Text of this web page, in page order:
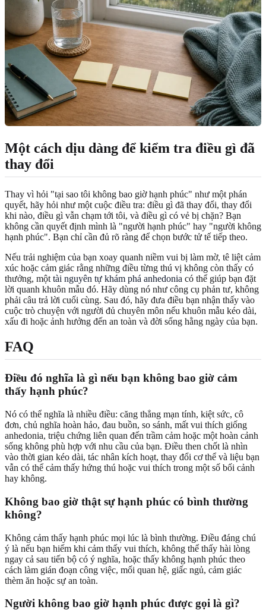
Một cách dịu dàng để kiểm tra điều gì đã
thay đổi
Thay vì hỏi "tại sao tôi không bao giờ hạnh phúc" như một phán
quyết, hãy hỏi như một cuộc điều tra: điều gì đã thay đổi, thay đổi
khi nào, điều gì vẫn chạm tới tôi, và điều gì có vẻ bị chặn? Bạn
không cần quyết định mình là "người hạnh phúc" hay "người không
hạnh phúc". Bạn chỉ cần đủ rõ ràng để chọn bước tử tế tiếp theo.
Nếu trải nghiệm của bạn xoay quanh niềm vui bị làm mờ, tê liệt cảm
xúc hoặc cảm giác rằng những điều từng thú vị không còn thấy có
thưởng, một tài nguyên tự khám phá anhedonia có thể giúp bạn đặt
lời quanh khuôn mẫu đó. Hãy dùng nó như công cụ phản tư, không
phải câu trả lời cuối cùng. Sau đó, hãy đưa điều bạn nhận thấy vào
cuộc trò chuyện với người đủ chuyên môn nếu khuôn mẫu kéo dài,
xấu đi hoặc ảnh hưởng đến an toàn và đời sống hằng ngày của bạn.
FAQ
Điều đó nghĩa là gì nếu bạn không bao giờ cảm
thấy hạnh phúc?
Nó có thể nghĩa là nhiều điều: căng thẳng mạn tính, kiệt sức, cô
đơn, chủ nghĩa hoàn hảo, đau buồn, so sánh, mất vui thích giống
anhedonia, triệu chứng liên quan đến trầm cảm hoặc một hoàn cảnh
sống không phù hợp với nhu cầu của bạn. Điều then chốt là nhìn
vào thời gian kéo dài, tác nhân kích hoạt, thay đổi cơ thể và liệu bạn
vẫn có thể cảm thấy hứng thú hoặc vui thích trong một số bối cảnh
hay không.
Không bao giờ thật sự hạnh phúc có bình thường
không?
Không cảm thấy hạnh phúc mọi lúc là bình thường. Điều đáng chú
ý là nếu bạn hiếm khi cảm thấy vui thích, không thể thấy hài lòng
ngay cả sau tiến bộ có ý nghĩa, hoặc thấy không hạnh phúc theo
cách làm gián đoạn công việc, mối quan hệ, giấc ngủ, cảm giác
thèm ăn hoặc sự an toàn.
Người không bao giờ hạnh phúc được gọi là gì?